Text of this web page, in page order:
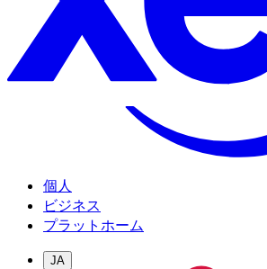
個人
ビジネス
プラットホーム
JA